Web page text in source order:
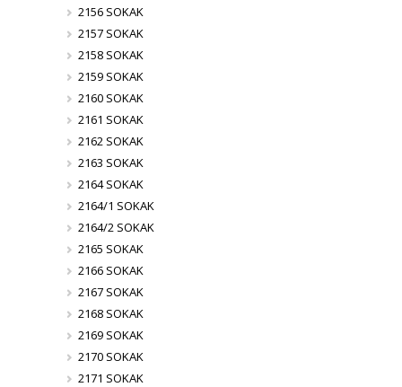
2156 SOKAK
2157 SOKAK
2158 SOKAK
2159 SOKAK
2160 SOKAK
2161 SOKAK
2162 SOKAK
2163 SOKAK
2164 SOKAK
2164/1 SOKAK
2164/2 SOKAK
2165 SOKAK
2166 SOKAK
2167 SOKAK
2168 SOKAK
2169 SOKAK
2170 SOKAK
2171 SOKAK